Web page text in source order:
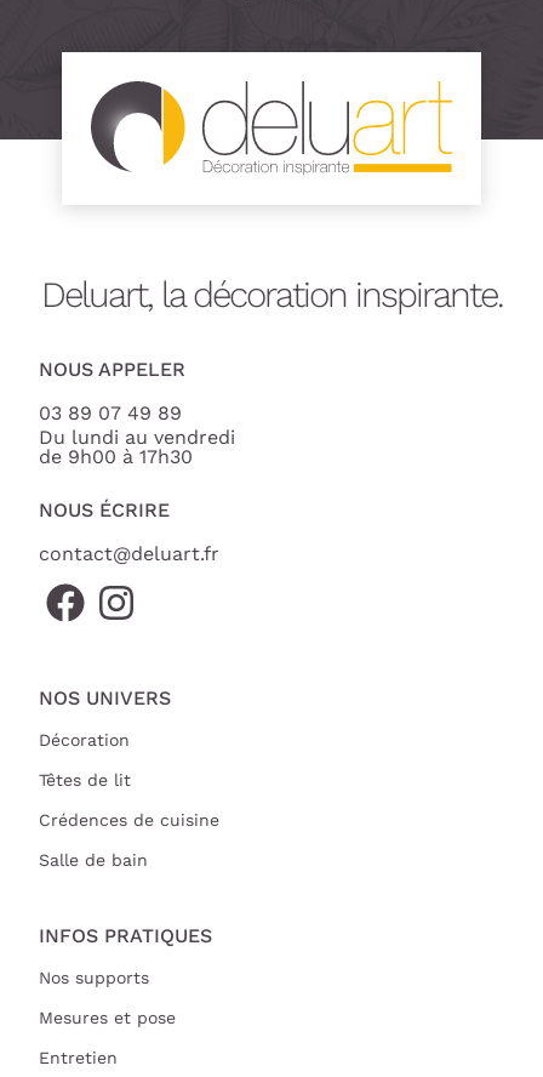
Deluart, la décoration inspirante.
NOUS APPELER
03 89 07 49 89
Du lundi au vendredi
de 9h00 à 17h30
NOUS ÉCRIRE
contact@deluart.fr
NOS UNIVERS
Décoration
Têtes de lit
Crédences de cuisine
Salle de bain
INFOS PRATIQUES
Nos supports
Mesures et pose
Entretien